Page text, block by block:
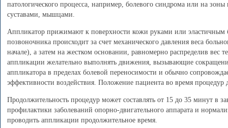
патологического процесса, например, болевого синдрома или на
суставами, мышцами.
Аппликатор прижимают к поверхности кожи руками или
позвоночника происходит за счет механического давления веса
начале), а затем на жестком основании, равномерно распределив
аппликации желательно выполнять движения, вызывающие
аппликатора в пределах болевой переносимости и обычно
эффективности воздействия. Положение пациента во время
Продолжительность процедур может составлять от 15 до 35 минут в
профилактики заболеваний опорно-двигательного аппарата и
проводить аппликации продолжительное время.